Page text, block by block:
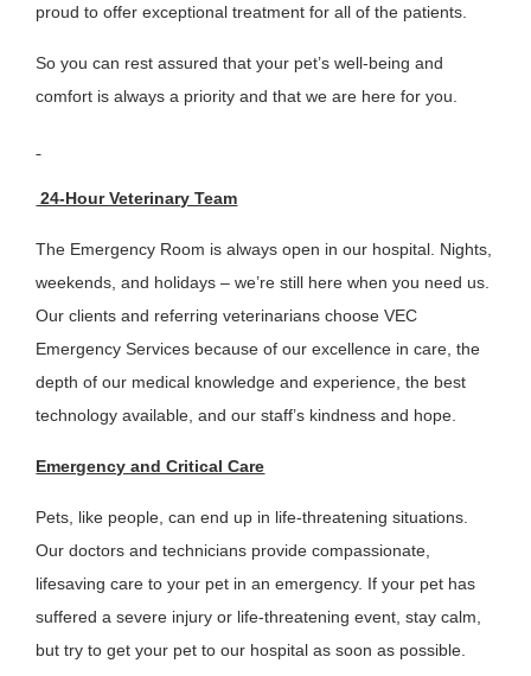
proud to offer exceptional treatment for all of the patients.
So you can rest assured that your pet’s well-being and
comfort is always a priority and that we are here for you.
24-Hour Veterinary Team
The Emergency Room is always open in our hospital. Nights,
weekends, and holidays – we’re still here when you need us.
Our clients and referring veterinarians choose VEC
Emergency Services because of our excellence in care, the
depth of our medical knowledge and experience, the best
technology available, and our staff’s kindness and hope.
Emergency and Critical Care
Pets, like people, can end up in life-threatening situations.
Our doctors and technicians provide compassionate,
lifesaving care to your pet in an emergency. If your pet has
suffered a severe injury or life-threatening event, stay calm,
but try to get your pet to our hospital as soon as possible.